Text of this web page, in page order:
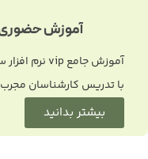
آموزش حضوری
آموزش جامع vip نرم افزار سپیدار (پنج سیستم اصلی)
با تدریس کارشناسان
بیشتر بدانید